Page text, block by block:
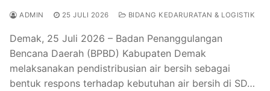
ADMIN 25 JULI 2026 BIDANG KEDARURATAN & LOGISTIK
Demak, 25 Juli 2026 – Badan Penanggulangan
Bencana Daerah (BPBD) Kabupaten Demak
melaksanakan pendistribusian air bersih sebagai
bentuk respons terhadap kebutuhan air bersih di SD…